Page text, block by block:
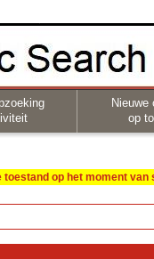
Nieuwe
op
op het moment